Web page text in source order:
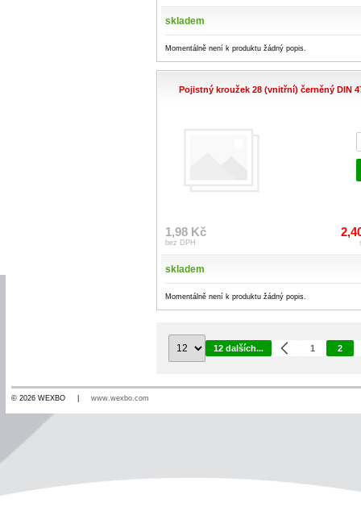
skladem
Momentálně není k produktu žádný popis.
Pojistný kroužek 28 (vnitřní) černěný DIN
1,98 Kč
bez DPH
skladem
Momentálně není k produktu žádný popis.
12 dalších... 1 2
© 2026 WEXBO | www.wexbo.com